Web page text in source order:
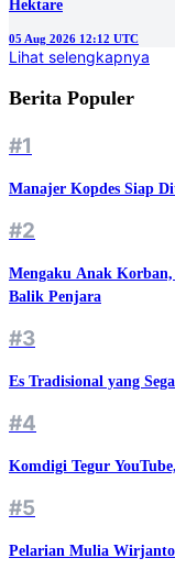
Hektare
05 Aug 2026 12:12 UTC
Lihat selengkapnya
Berita Populer
#1
Manajer Kopdes Siap
#2
Mengaku Anak
Balik Penjara
#3
Es Tradisional yang
#4
Komdigi Tegur
#5
Pelarian Mulia Wirjanto